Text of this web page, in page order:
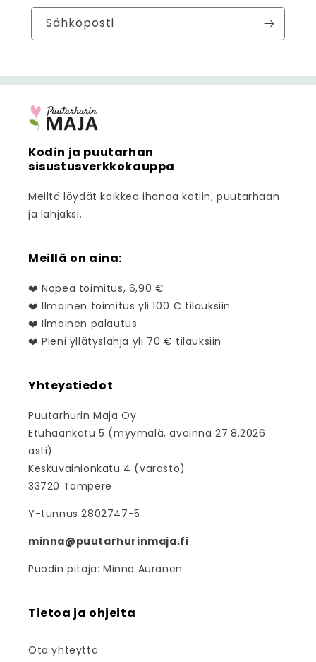
Sähköposti
Kodin ja puutarhan
sisustusverkkokauppa
Meiltä löydät kaikkea ihanaa kotiin, puutarhaan
ja lahjaksi.
Meillä on aina:
❤️ Nopea toimitus, 6,90 €
❤️ Ilmainen toimitus yli 100 € tilauksiin
❤️ Ilmainen palautus
❤️ Pieni yllätyslahja yli 70 € tilauksiin
Yhteystiedot
Puutarhurin Maja Oy
Etuhaankatu 5 (myymälä, avoinna 27.8.2026
asti).
Keskuvainionkatu 4 (varasto)
33720 Tampere
Y-tunnus 2802747-5
minna@puutarhurinmaja.fi
Puodin pitäjä: Minna Auranen
Tietoa ja ohjeita
Ota yhteyttä